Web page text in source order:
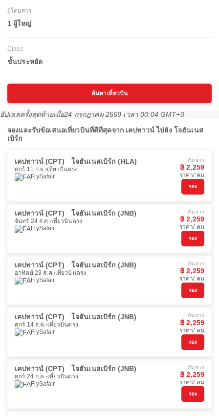
ผู้โดยสาร
1 ผู้ใหญ่
Class
ชั้นประหยัด
ค้นหาเที่ยวบิน
อัปเดตครั้งสุดท้ายเมื่อ24 กรกฎาคม 2569 เวลา 00:04 GMT+0
จองและรับข้อเสนอเที่ยวบินที่ดีที่สุดจาก เคปทาวน์ ไปยัง โจฮันเนส
เบิร์ก
เคปทาวน์ (CPT) โจฮันเนสเบิร์ก (HLA)
ศุกร์ 11 ก.ย. เที่ยวบินตรง
FlySafair
เริ่มจาก
฿ 2,259
ราคา/ คน
จอง
เคปทาวน์ (CPT) โจฮันเนสเบิร์ก (JNB)
จันทร์ 24 ส.ค. เที่ยวบินตรง
FlySafair
เริ่มจาก
฿ 2,259
ราคา/ คน
จอง
เคปทาวน์ (CPT) โจฮันเนสเบิร์ก (JNB)
อาทิตย์ 23 ส.ค. เที่ยวบินตรง
FlySafair
เริ่มจาก
฿ 2,259
ราคา/ คน
จอง
เคปทาวน์ (CPT) โจฮันเนสเบิร์ก (JNB)
ศุกร์ 14 ส.ค. เที่ยวบินตรง
FlySafair
เริ่มจาก
฿ 2,259
ราคา/ คน
จอง
เคปทาวน์ (CPT) โจฮันเนสเบิร์ก (JNB)
ศุกร์ 24 ก.ค. เที่ยวบินตรง
FlySafair
เริ่มจาก
฿ 2,259
ราคา/ คน
จอง